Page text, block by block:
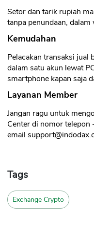
Setor dan tarik rupiah
tanpa penundaan,
Kemudahan
Pelacakan transaksi jual
dalam satu akun lewat
smartphone kapan saja
Layanan Member
Jangan ragu untuk
Center di nomor
email
Tags
Exchange Crypto